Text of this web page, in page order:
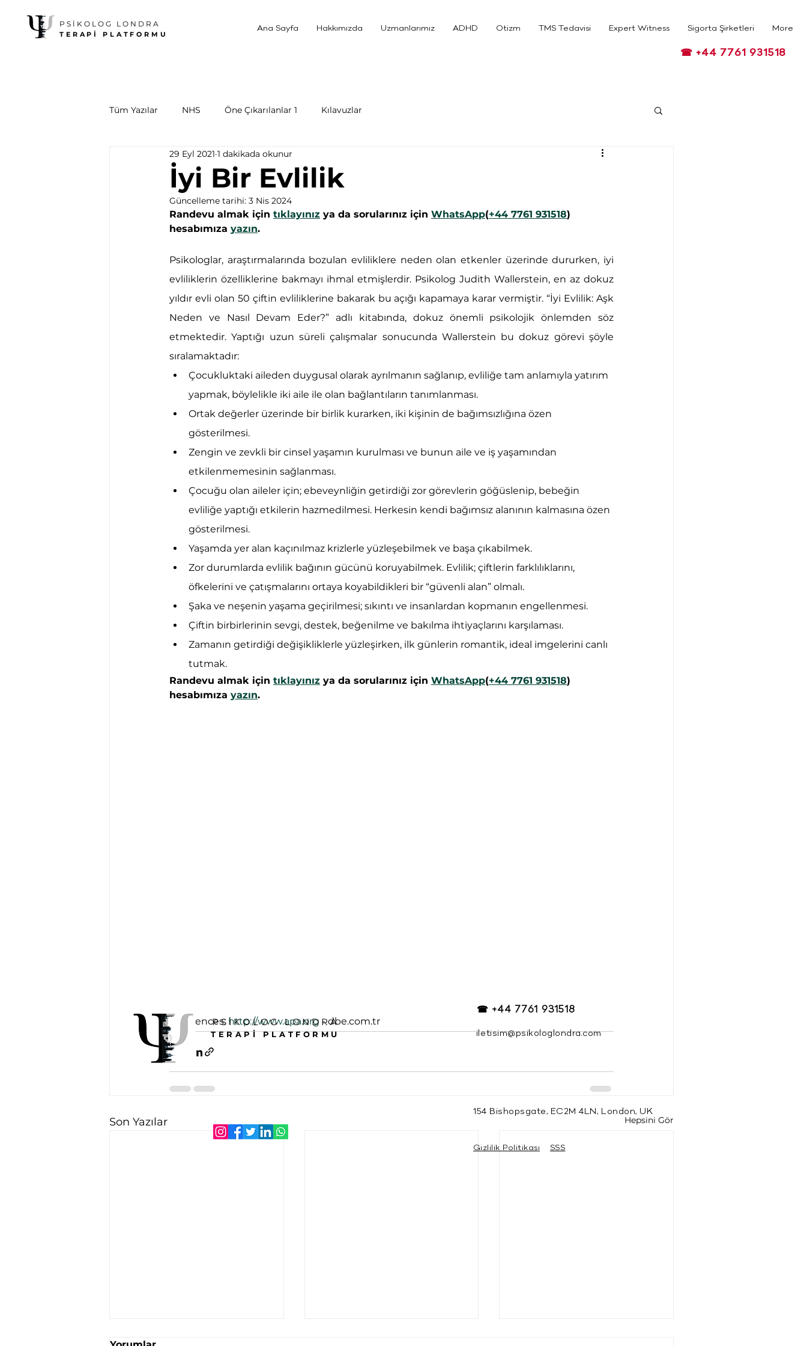
PSİKOLOG LONDRA
TERAPİ PLATFORMU
Ana Sayfa Hakkımızda Uzmanlarımız ADHD Otizm TMS Tedavisi Expert Witness Sigorta Şirketleri More
☎ +44 7761 931518
Tüm Yazılar NHS Öne Çıkarılanlar 1 Kılavuzlar
İyi Bir Evlilik
29 Eyl 2021 1 dakikada okunur
Güncelleme tarihi: 3 Nis 2024
Randevu almak için tıklayınız ya da sorularınız için WhatsApp(+44 7761 931518)
hesabımıza yazın.
Psikologlar, araştırmalarında bozulan evliliklere neden olan etkenler üzerinde dururken, iyi
evliliklerin özelliklerine bakmayı ihmal etmişlerdir. Psikolog Judith Wallerstein, en az dokuz
yıldır evli olan 50 çiftin evliliklerine bakarak bu açığı kapamaya karar vermiştir. “İyi Evlilik: Aşk
Neden ve Nasıl Devam Eder?” adlı kitabında, dokuz önemli psikolojik önlemden söz
etmektedir. Yaptığı uzun süreli çalışmalar sonucunda Wallerstein bu dokuz görevi şöyle
sıralamaktadır:
Çocukluktaki aileden duygusal olarak ayrılmanın sağlanıp, evliliğe tam anlamıyla yatırım
yapmak, böylelikle iki aile ile olan bağlantıların tanımlanması.
Ortak değerler üzerinde bir birlik kurarken, iki kişinin de bağımsızlığına özen
gösterilmesi.
Zengin ve zevkli bir cinsel yaşamın kurulması ve bunun aile ve iş yaşamından
etkilenmemesinin sağlanması.
Çocuğu olan aileler için; ebeveynliğin getirdiği zor görevlerin göğüslenip, bebeğin
evliliğe yaptığı etkilerin hazmedilmesi. Herkesin kendi bağımsız alanının kalmasına özen
gösterilmesi.
Yaşamda yer alan kaçınılmaz krizlerle yüzleşebilmek ve başa çıkabilmek.
Zor durumlarda evlilik bağının gücünü koruyabilmek. Evlilik; çiftlerin farklılıklarını,
öfkelerini ve çatışmalarını ortaya koyabildikleri bir “güvenli alan” olmalı.
Şaka ve neşenin yaşama geçirilmesi; sıkıntı ve insanlardan kopmanın engellenmesi.
Çiftin birbirlerinin sevgi, destek, beğenilme ve bakılma ihtiyaçlarını karşılaması.
Zamanın getirdiği değişikliklerle yüzleşirken, ilk günlerin romantik, ideal imgelerini canlı
tutmak.
Randevu almak için tıklayınız ya da sorularınız için WhatsApp(+44 7761 931518)
hesabımıza yazın.
References: http://www.apa.org - dbe.com.tr
Son Yazılar Hepsini Gör
PSİKOLOG LONDRA
TERAPİ PLATFORMU
☎ +44 7761 931518
iletisim@psikologlondra.com
154 Bishopsgate, EC2M 4LN, London, UK
Gizlilik Politikası SSS